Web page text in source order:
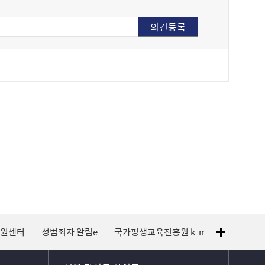
센터 성범죄자 알림e 국가평생교육진흥원 k-mooc